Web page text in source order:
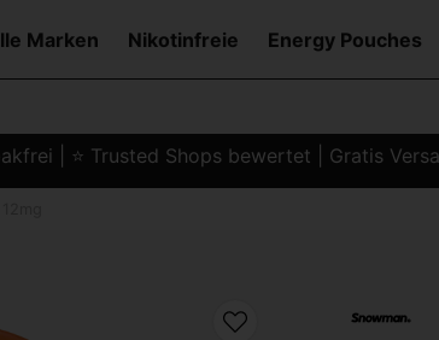
Marken Nikotinfreie Energy Pouches
| ⭐ Trusted Shops bewertet | Gratis